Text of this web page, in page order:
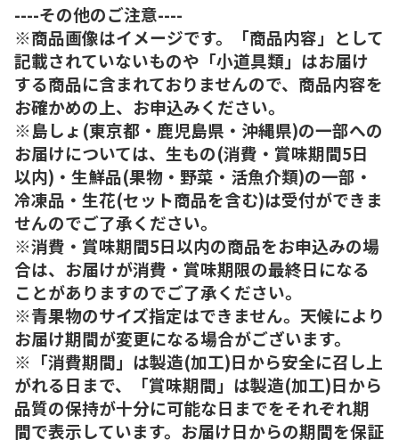
----その他のご注意----
※商品画像はイメージです。「商品内容」として
記載されていないものや「小道具類」はお届け
する商品に含まれておりませんので、商品内容を
お確かめの上、お申込みください。
※島しょ(東京都・鹿児島県・沖縄県)の一部への
お届けについては、生もの(消費・賞味期間5日
以内)・生鮮品(果物・野菜・活魚介類)の一部・
冷凍品・生花(セット商品を含む)は受付ができま
せんのでご了承ください。
※消費・賞味期間5日以内の商品をお申込みの場
合は、お届けが消費・賞味期限の最終日になる
ことがありますのでご了承ください。
※青果物のサイズ指定はできません。天候により
お届け期間が変更になる場合がございます。
※「消費期間」は製造(加工)日から安全に召し上
がれる日まで、「賞味期間」は製造(加工)日から
品質の保持が十分に可能な日までをそれぞれ期
間で表示しています。お届け日からの期間を保証